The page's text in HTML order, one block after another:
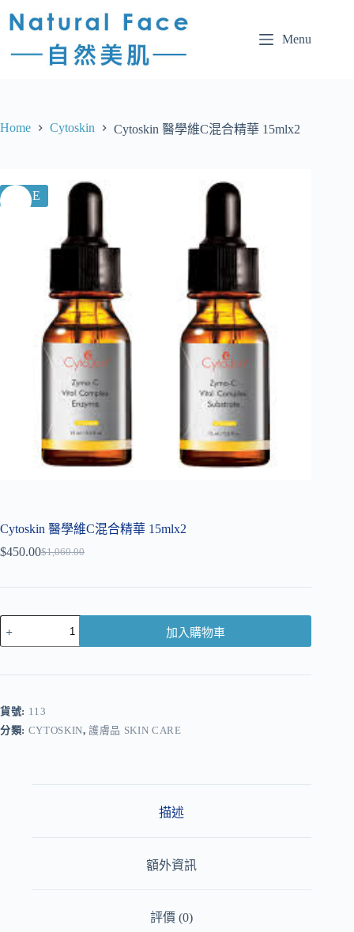
Menu
Home Cytoskin Cytoskin 醫學維C混合精華 15mlx2
SALE
Cytoskin 醫學維C混合精華 15mlx2
$1,060.00
$450.00
加入購物車
r
n
a
貨號: 113
分類: CYTOSKIN,護膚品 SKIN CARE
描述
額外資訊
評價 (0)